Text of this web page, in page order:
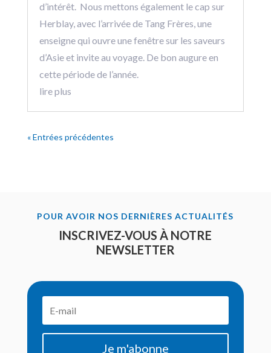
d’intérêt. Nous mettons également le cap sur
Herblay, avec l’arrivée de Tang Frères, une
enseigne qui ouvre une fenêtre sur les saveurs
d’Asie et invite au voyage. De bon augure en
cette période de l’année.
lire plus
« Entrées précédentes
POUR AVOIR NOS DERNIÈRES ACTUALITÉS
INSCRIVEZ-VOUS À NOTRE
NEWSLETTER
Je m'abonne